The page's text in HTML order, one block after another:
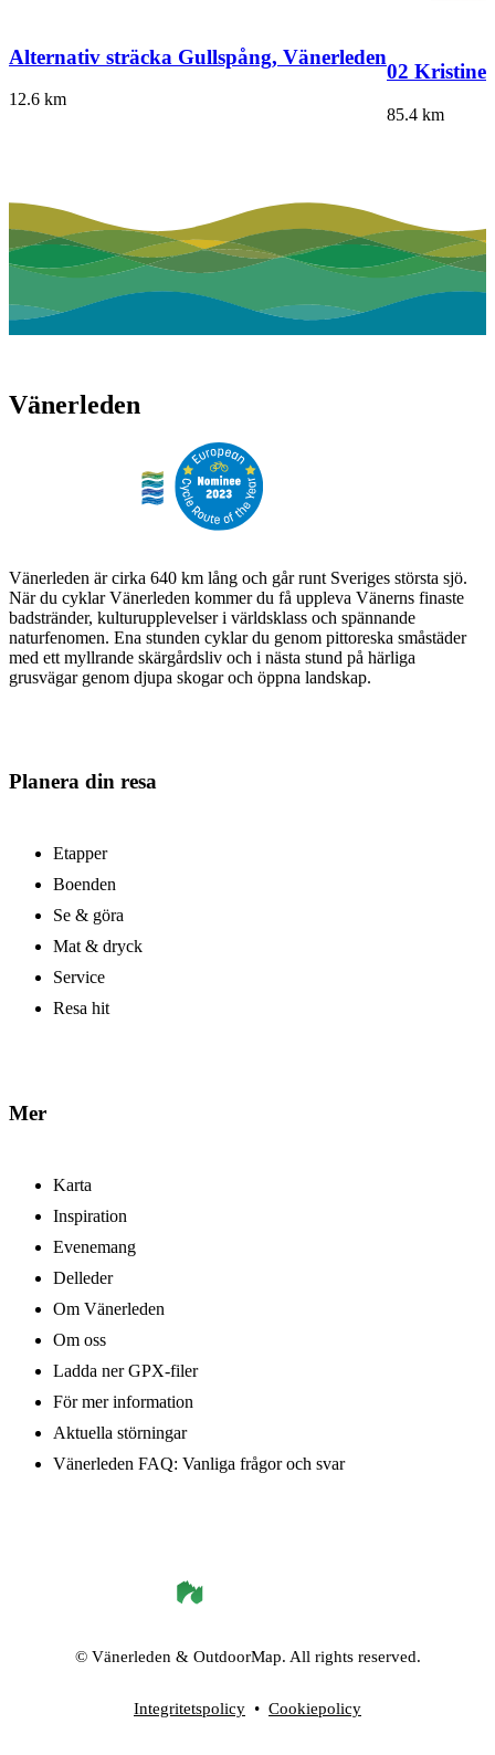
Alternativ sträcka Gullspång, Vänerleden
12.6 km
02
85.4 km
Vänerleden
Vänerleden är cirka 640 km lång och går runt Sveriges största sjö.
När du cyklar Vänerleden kommer du få uppleva Vänerns finaste
badstränder, kulturupplevelser i världsklass och spännande
naturfenomen. Ena stunden cyklar du genom pittoreska småstäder
med ett myllrande skärgårdsliv och i nästa stund på härliga
grusvägar genom djupa skogar och öppna landskap.
Planera din resa
Etapper
Boenden
Se & göra
Mat & dryck
Service
Resa hit
Mer
Karta
Inspiration
Evenemang
Delleder
Om Vänerleden
Om oss
Ladda ner GPX-filer
För mer information
Aktuella störningar
Vänerleden FAQ: Vanliga frågor och svar
© Vänerleden & OutdoorMap. All rights reserved.
Integritetspolicy • Cookiepolicy